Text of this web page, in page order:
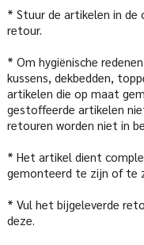
* Stuur de artikelen in de
retour.
* Om hygiënische
kussens, dekbedden,
artikelen die op maat
gestoffeerde artikelen
retouren worden niet in
* Het artikel dient
gemonteerd te zijn of te
* Vul het bijgeleverde
deze.